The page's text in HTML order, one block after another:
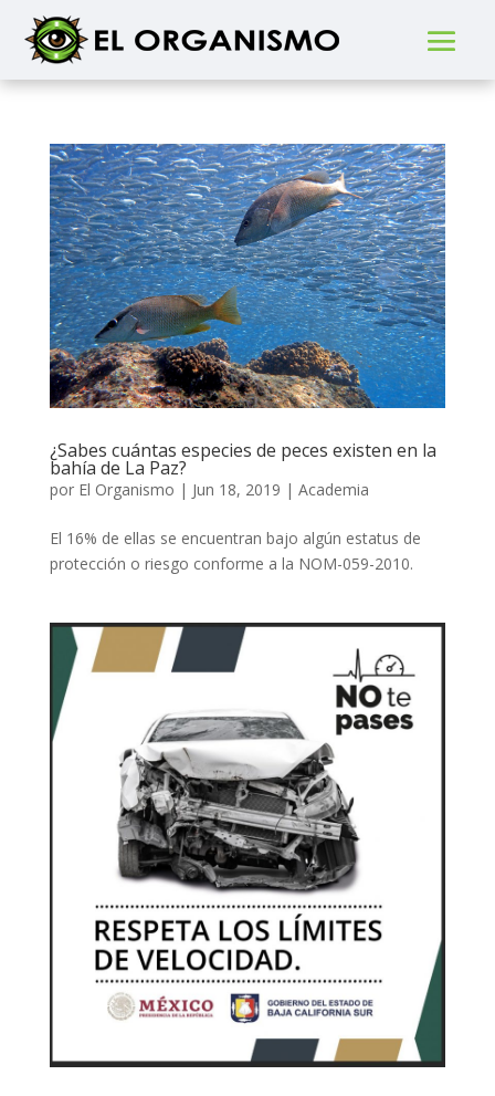
¿Sabes cuántas especies de peces existen en la
bahía de La Paz?
por El Organismo | Jun 18, 2019 | Academia
El 16% de ellas se encuentran bajo algún estatus de
protección o riesgo conforme a la NOM-059-2010.